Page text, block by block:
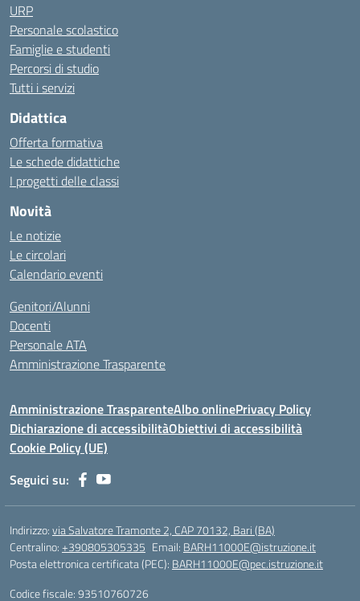
URP
Personale scolastico
Famiglie e studenti
Percorsi di studio
Tutti i servizi
Didattica
Offerta formativa
Le schede didattiche
I progetti delle classi
Novità
Le notizie
Le circolari
Calendario eventi
Genitori/Alunni
Docenti
Personale ATA
Amministrazione Trasparente
Amministrazione TrasparenteAlbo onlinePrivacy Policy
Dichiarazione di accessibilitàObiettivi di accessibilità
Cookie Policy (UE)
Seguici su:
Indirizzo:via Salvatore Tramonte 2, CAP 70132, Bari (BA)
Centralino:+390805305335 Email: BARH11000E@istruzione.it
Posta elettronica certificata (PEC): BARH11000E@pec.istruzione.it
Codice fiscale: 93510760726